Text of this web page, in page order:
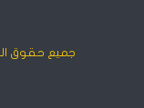
جميع حقوق